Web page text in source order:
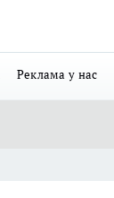
Реклама у нас